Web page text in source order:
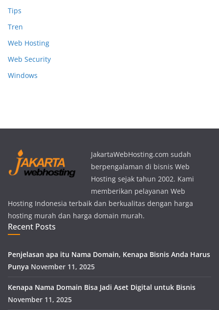
Tips
Tren
Web Hosting
Web Security
Windows
JakartaWebHosting.com sudah
berpengalaman di bisnis Web
Hosting sejak tahun 2002. Kami
memberikan pelayanan Web
Hosting Indonesia terbaik dan berkualitas dengan harga
hosting murah dan harga domain murah.
Recent Posts
Penjelasan apa itu Nama Domain, Kenapa Bisnis Anda Harus
Punya November 11, 2025
Kenapa Nama Domain Bisa Jadi Aset Digital untuk Bisnis
November 11, 2025